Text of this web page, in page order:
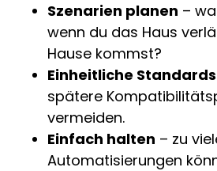
Szenarien planen –
wenn du das Haus
Hause kommst?
Einheitliche
spätere
vermeiden.
Einfach halten – zu
Automatisierungen